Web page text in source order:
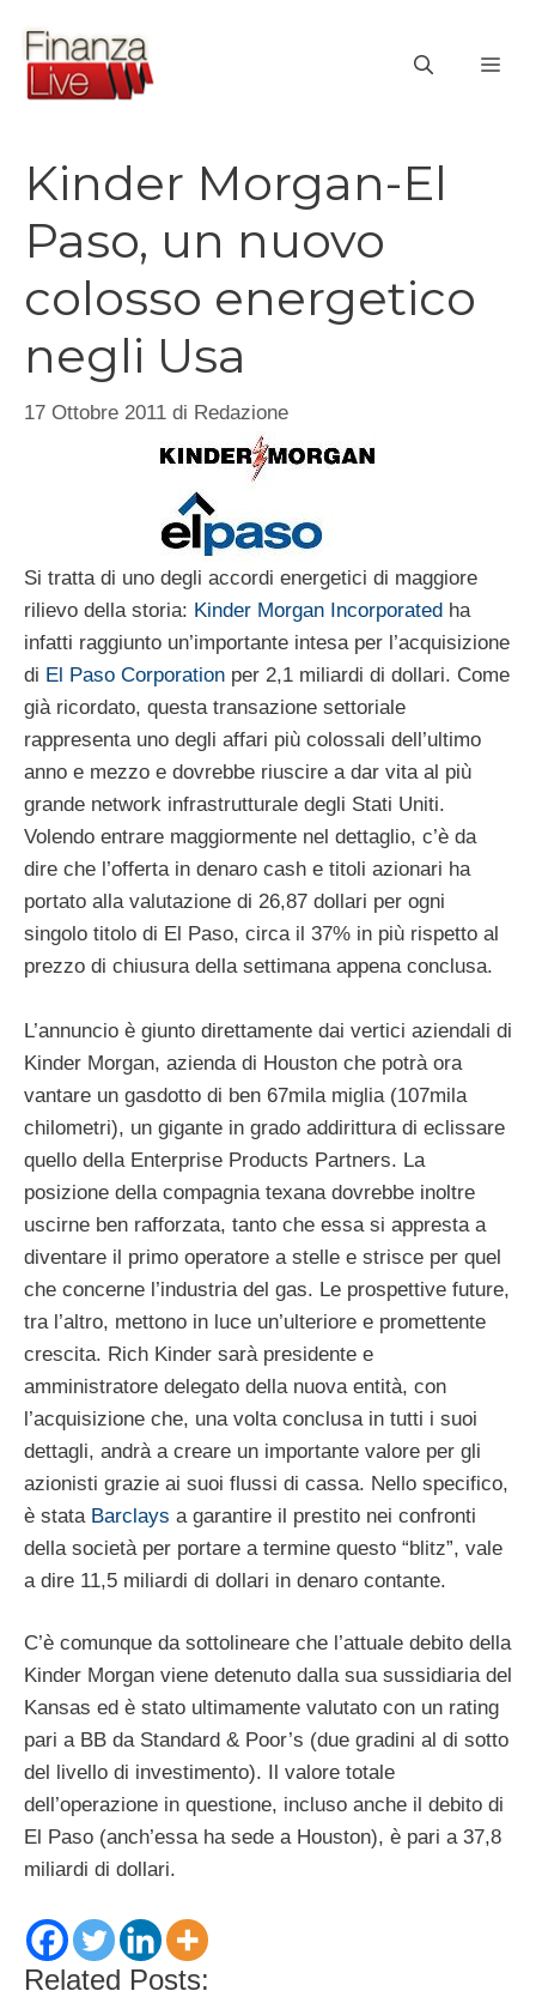
contenuto
Kinder Morgan-El
Paso, un nuovo
colosso energetico
negli Usa
17 Ottobre 2011 di Redazione
Si tratta di uno degli accordi energetici di maggiore
rilievo della storia: Kinder Morgan Incorporated ha
infatti raggiunto un’importante intesa per l’acquisizione
di El Paso Corporation per 2,1 miliardi di dollari. Come
già ricordato, questa transazione settoriale
rappresenta uno degli affari più colossali dell’ultimo
anno e mezzo e dovrebbe riuscire a dar vita al più
grande network infrastrutturale degli Stati Uniti.
Volendo entrare maggiormente nel dettaglio, c’è da
dire che l’offerta in denaro cash e titoli azionari ha
portato alla valutazione di 26,87 dollari per ogni
singolo titolo di El Paso, circa il 37% in più rispetto al
prezzo di chiusura della settimana appena conclusa.
L’annuncio è giunto direttamente dai vertici aziendali di
Kinder Morgan, azienda di Houston che potrà ora
vantare un gasdotto di ben 67mila miglia (107mila
chilometri), un gigante in grado addirittura di eclissare
quello della Enterprise Products Partners. La
posizione della compagnia texana dovrebbe inoltre
uscirne ben rafforzata, tanto che essa si appresta a
diventare il primo operatore a stelle e strisce per quel
che concerne l’industria del gas. Le prospettive future,
tra l’altro, mettono in luce un’ulteriore e promettente
crescita. Rich Kinder sarà presidente e
amministratore delegato della nuova entità, con
l’acquisizione che, una volta conclusa in tutti i suoi
dettagli, andrà a creare un importante valore per gli
azionisti grazie ai suoi flussi di cassa. Nello specifico,
è stata Barclays a garantire il prestito nei confronti
della società per portare a termine questo “blitz”, vale
a dire 11,5 miliardi di dollari in denaro contante.
C’è comunque da sottolineare che l’attuale debito della
Kinder Morgan viene detenuto dalla sua sussidiaria del
Kansas ed è stato ultimamente valutato con un rating
pari a BB da Standard & Poor’s (due gradini al di sotto
del livello di investimento). Il valore totale
dell’operazione in questione, incluso anche il debito di
El Paso (anch’essa ha sede a Houston), è pari a 37,8
miliardi di dollari.
Related Posts: